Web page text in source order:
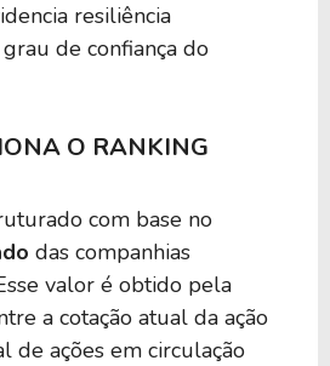
resiliência
de confiança do
O RANKING
com base no
das companhias
valor é obtido pela
a cotação atual da ação
de ações em circulação